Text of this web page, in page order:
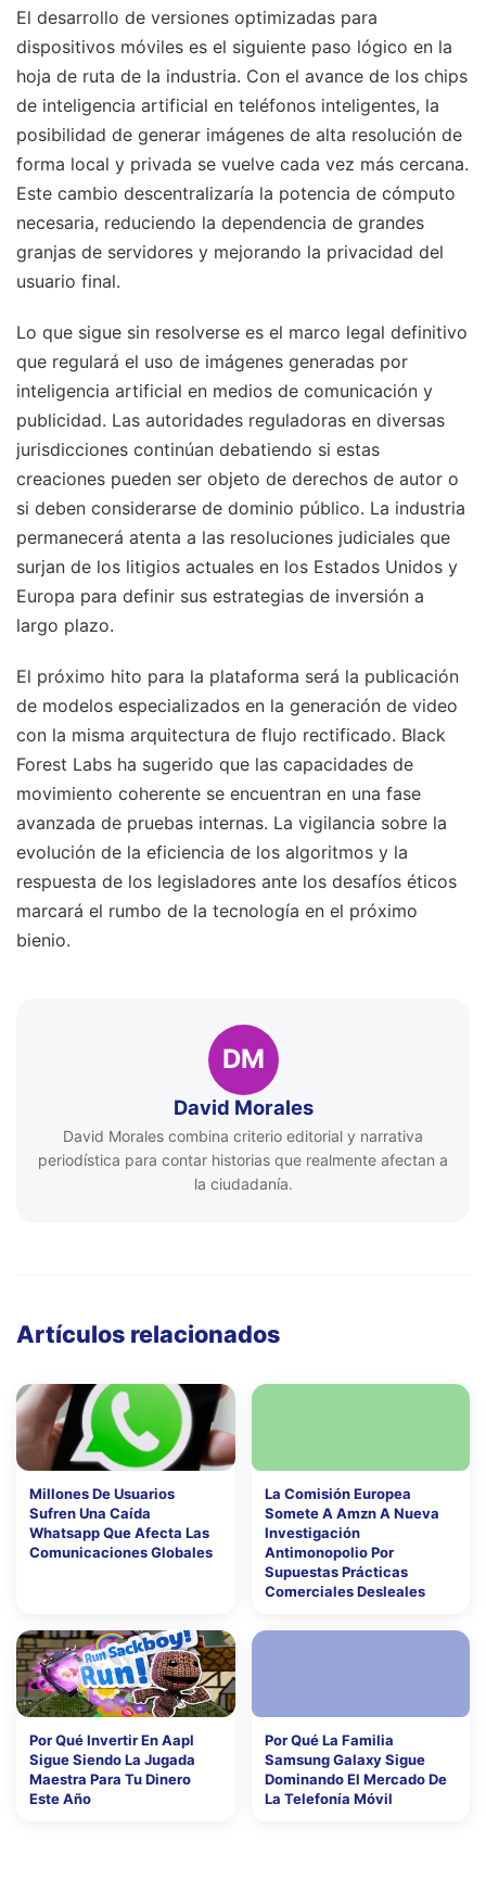
El desarrollo de versiones optimizadas para
dispositivos móviles es el siguiente paso lógico en la
hoja de ruta de la industria. Con el avance de los chips
de inteligencia artificial en teléfonos inteligentes, la
posibilidad de generar imágenes de alta resolución de
forma local y privada se vuelve cada vez más cercana.
Este cambio descentralizaría la potencia de cómputo
necesaria, reduciendo la dependencia de grandes
granjas de servidores y mejorando la privacidad del
usuario final.
Lo que sigue sin resolverse es el marco legal definitivo
que regulará el uso de imágenes generadas por
inteligencia artificial en medios de comunicación y
publicidad. Las autoridades reguladoras en diversas
jurisdicciones continúan debatiendo si estas
creaciones pueden ser objeto de derechos de autor o
si deben considerarse de dominio público. La industria
permanecerá atenta a las resoluciones judiciales que
surjan de los litigios actuales en los Estados Unidos y
Europa para definir sus estrategias de inversión a
largo plazo.
El próximo hito para la plataforma será la publicación
de modelos especializados en la generación de video
con la misma arquitectura de flujo rectificado. Black
Forest Labs ha sugerido que las capacidades de
movimiento coherente se encuentran en una fase
avanzada de pruebas internas. La vigilancia sobre la
evolución de la eficiencia de los algoritmos y la
respuesta de los legisladores ante los desafíos éticos
marcará el rumbo de la tecnología en el próximo
bienio.
DM
David Morales
David Morales combina criterio editorial y narrativa
periodística para contar historias que realmente afectan a
la ciudadanía.
Artículos relacionados
Millones De Usuarios
Sufren Una Caída
Whatsapp Que Afecta Las
Comunicaciones Globales
La Comisión Europea
Somete A Amzn A Nueva
Investigación
Antimonopolio Por
Supuestas Prácticas
Comerciales Desleales
Por Qué Invertir En Aapl
Sigue Siendo La Jugada
Maestra Para Tu Dinero
Este Año
Por Qué La Familia
Samsung Galaxy Sigue
Dominando El Mercado De
La Telefonía Móvil